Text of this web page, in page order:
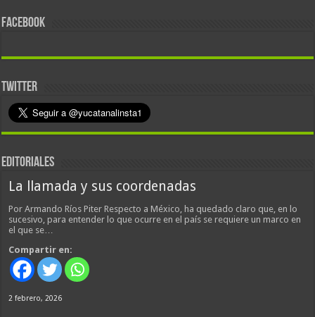
FACEBOOK
TWITTER
EDITORIALES
La llamada y sus coordenadas
Por Armando Ríos Piter Respecto a México, ha quedado claro que, en lo
sucesivo, para entender lo que ocurre en el país se requiere un marco en
el que se…
Compartir en:
2 febrero, 2026